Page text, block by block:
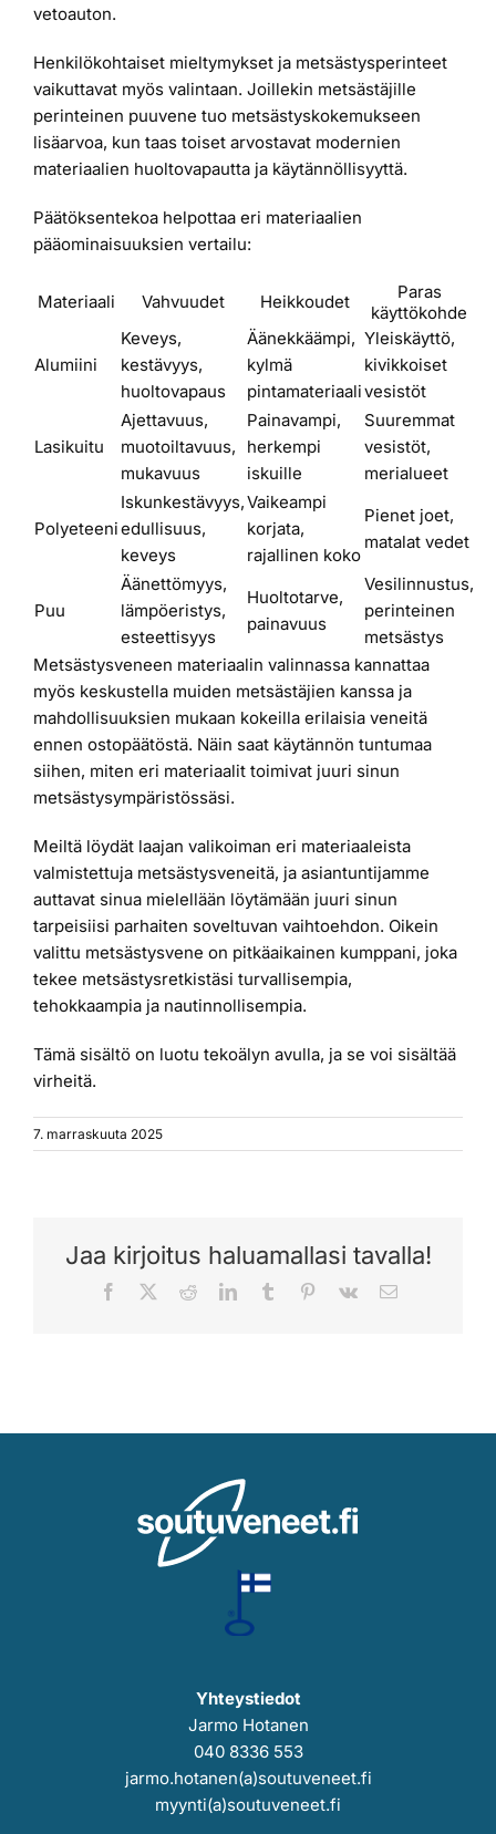
vetoauton.
Henkilökohtaiset mieltymykset ja metsästysperinteet
vaikuttavat myös valintaan. Joillekin metsästäjille
perinteinen puuvene tuo metsästyskokemukseen
lisäarvoa, kun taas toiset arvostavat modernien
materiaalien huoltovapautta ja käytännöllisyyttä.
Päätöksentekoa helpottaa eri materiaalien
pääominaisuuksien vertailu:
Materiaali Vahvuudet Heikkoudet
Paras
käyttökohde
Alumiini
Keveys,
kestävyys,
huoltovapaus
Äänekkäämpi,
kylmä
pintamateriaali
Yleiskäyttö,
kivikkoiset
vesistöt
Lasikuitu
Ajettavuus,
muotoiltavuus,
mukavuus
Painavampi,
herkempi
iskuille
Suuremmat
vesistöt,
merialueet
Polyeteeni
Iskunkestävyys,
edullisuus,
keveys
Vaikeampi
korjata,
rajallinen koko
Pienet joet,
matalat vedet
Puu
Äänettömyys,
lämpöeristys,
esteettisyys
Huoltotarve,
painavuus
Vesilinnustus,
perinteinen
metsästys
Metsästysveneen materiaalin valinnassa kannattaa
myös keskustella muiden metsästäjien kanssa ja
mahdollisuuksien mukaan kokeilla erilaisia veneitä
ennen ostopäätöstä. Näin saat käytännön tuntumaa
siihen, miten eri materiaalit toimivat juuri sinun
metsästysympäristössäsi.
Meiltä löydät laajan valikoiman eri materiaaleista
valmistettuja metsästysveneitä, ja asiantuntijamme
auttavat sinua mielellään löytämään juuri sinun
tarpeisiisi parhaiten soveltuvan vaihtoehdon. Oikein
valittu metsästysvene on pitkäaikainen kumppani, joka
tekee metsästysretkistäsi turvallisempia,
tehokkaampia ja nautinnollisempia.
Tämä sisältö on luotu tekoälyn avulla, ja se voi sisältää
virheitä.
7. marraskuuta 2025
Jaa kirjoitus haluamallasi tavalla!
Facebook RedditLinkedInTumblr Pinterest
Vk Sähköposti
Yhteystiedot
Jarmo Hotanen
040 8336 553
jarmo.hotanen(a)soutuveneet.fi
myynti(a)soutuveneet.fi